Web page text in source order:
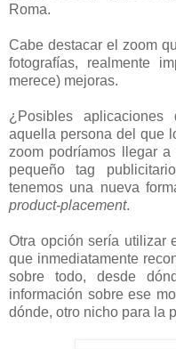
Roma.
Cabe destacar el zoom
fotografías, realmente
merece) mejoras.
¿Posibles
aquella persona del que
zoom podríamos llegar
pequeño tag
tenemos una nueva
product-placement.
Otra opción sería utilizar
que inmediatamente
sobre todo, desde
información sobre ese
dónde, otro nicho para la